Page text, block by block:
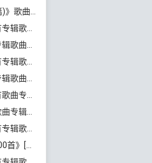
百度云网盘下载
百度云网盘下载
百度云网盘下载
百度云网盘下载
百度云网盘下载
百度云网盘下载
百度云网盘下载
百度云网盘下载
度云网盘下载